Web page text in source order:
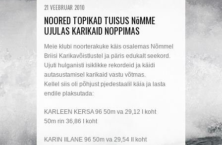
21 VEEBRUAR 2010
NOORED TOPIKAD TUISUS NõMME
UJULAS KARIKAID NOPPIMAS
Meie klubi noorterakuke käis osalemas Nõmmel
Briisi Karikavõistlustel ja päris edukalt seekord.
Ujuti hulganisti isiklikke rekordeid ja käidi
autasustamisel karikaid vastu võtmas.
Kellel siis oli põhjust pjedestaalil käia ja lasta
endile plaksutada:
KARLEEN KERSA 96 50m va 29,12 I koht
50m rin 36,86 I koht
KARIN IILANE 96 50m va 29,54 II koht